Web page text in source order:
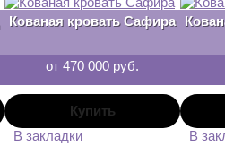
Кованая кровать Сафира
от 470 000 руб.
В закладки В